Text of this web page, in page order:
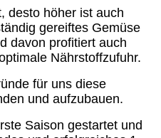
desto höher ist auch
gereiftes Gemüse
davon profitiert auch
Nährstoffzufuhr.
für uns diese
und aufzubauen.
Saison gestartet und